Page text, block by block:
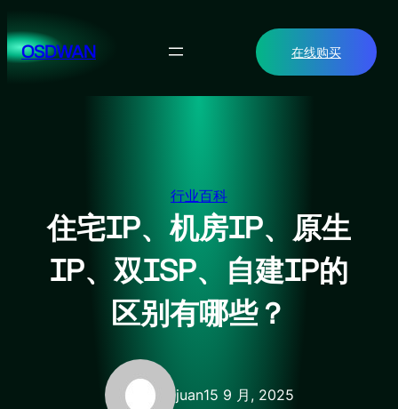
至
内OSDWAN 在线购买
行业百科
住宅IP、机房IP、原生
IP、双ISP、自建IP的
区别有哪些？
juan15 9 月, 2025